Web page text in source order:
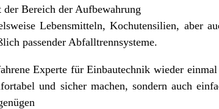
Bereich der Aufbewahrung
Lebensmitteln, Kochutensilien, aber
passender Abfalltrennsysteme.
Experte für Einbautechnik wieder
und sicher machen, sondern auch